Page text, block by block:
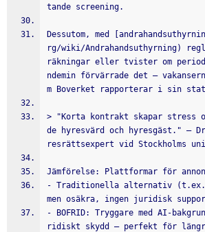
tande screening.
Dessutom, med
rg/wiki/Andrahandsuthyrning)
räkningar eller tvister om
ndemin förvärrade det –
m Boverket rapporterar i sin
> "Korta kontrakt skapar stress
de hyresvärd och hyresgäst." —
resrättsexpert vid Stockholms
Jämförelse: Plattformar för
- Traditionella alternativ
men osäkra, ingen juridisk
- BOFRID: Tryggare med AI-
ridiskt skydd – perfekt för